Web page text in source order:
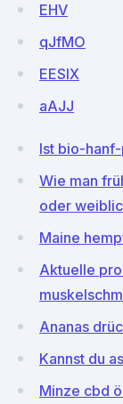
EHV
qJfMO
EESlX
aAJJ
Ist bio-
Wie man
oder
Maine
Aktuelle
Ananas
Kannst du
Minze cbd